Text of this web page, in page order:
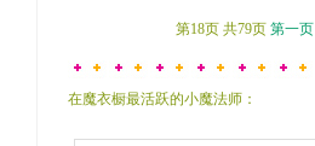
第18页 共79页 第一页
在魔衣橱最活跃的小魔法师：